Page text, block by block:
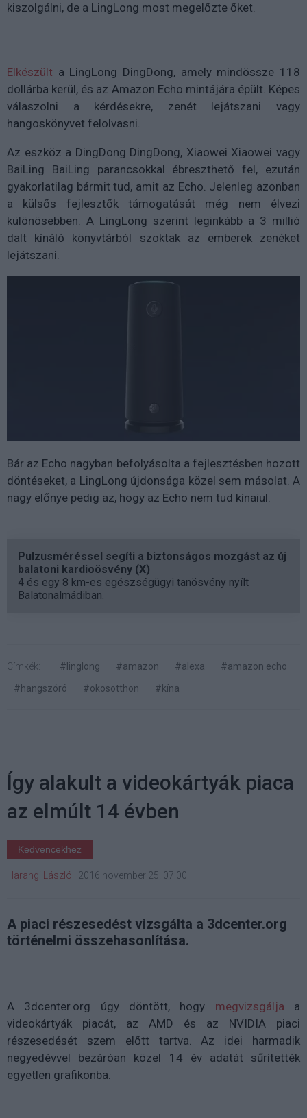
kiszolgálni, de a LingLong most megelőzte őket.
Elkészült a LingLong DingDong, amely mindössze 118
dollárba kerül, és az Amazon Echo mintájára épült. Képes
válaszolni a kérdésekre, zenét lejátszani vagy
hangoskönyvet felolvasni.
Az eszköz a DingDong DingDong, Xiaowei Xiaowei vagy
BaiLing BaiLing parancsokkal ébreszthető fel, ezután
gyakorlatilag bármit tud, amit az Echo. Jelenleg azonban
a külsős fejlesztők támogatását még nem élvezi
különösebben. A LingLong szerint leginkább a 3 millió
dalt kínáló könyvtárból szoktak az emberek zenéket
lejátszani.
Bár az Echo nagyban befolyásolta a fejlesztésben hozott
döntéseket, a LingLong újdonsága közel sem másolat. A
nagy előnye pedig az, hogy az Echo nem tud kínaiul.
Pulzusméréssel segíti a biztonságos mozgást az új
balatoni kardioösvény (X)
4 és egy 8 km-es egészségügyi tanösvény nyílt
Balatonalmádiban.
Címkék: #linglong #amazon #alexa
#amazon echo
#hangszóró
#okosotthon #kína
Így alakult a videokártyák piaca
az elmúlt 14 évben
Kedvencekhez
Harangi László | 2016 november 25. 07:00
A piaci részesedést vizsgálta a 3dcenter.org
történelmi összehasonlítása.
A 3dcenter.org úgy döntött, hogy megvizsgálja a
videokártyák piacát, az AMD és az NVIDIA piaci
részesedését szem előtt tartva. Az idei harmadik
negyedévvel bezáróan közel 14 év adatát sűrítették
egyetlen grafikonba.